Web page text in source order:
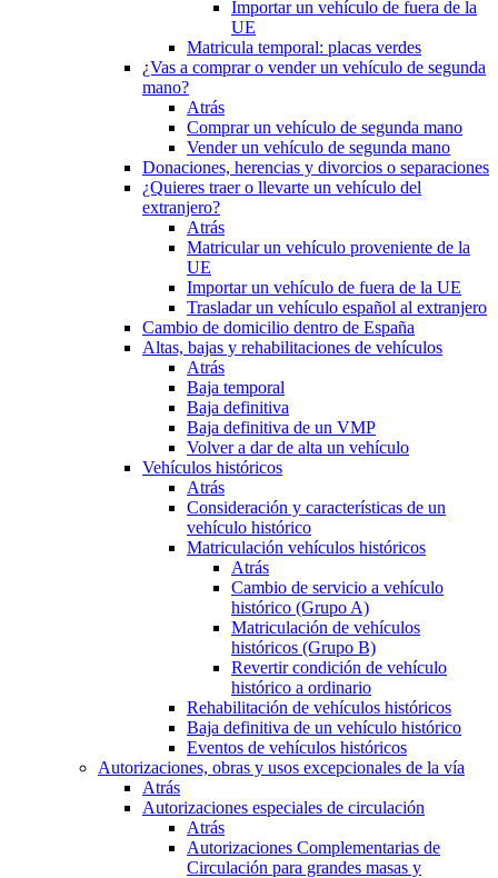
Importar un vehículo de fuera de la
UE
Matricula temporal: placas verdes
¿Vas a comprar o vender un vehículo de segunda
mano?
Atrás
Comprar un vehículo de segunda mano
Vender un vehículo de segunda mano
Donaciones, herencias y divorcios o separaciones
¿Quieres traer o llevarte un vehículo del
extranjero?
Atrás
Matricular un vehículo proveniente de la
UE
Importar un vehículo de fuera de la UE
Trasladar un vehículo español al extranjero
Cambio de domicilio dentro de España
Altas, bajas y rehabilitaciones de vehículos
Atrás
Baja temporal
Baja definitiva
Baja definitiva de un VMP
Volver a dar de alta un vehículo
Vehículos históricos
Atrás
Consideración y características de un
vehículo histórico
Matriculación vehículos históricos
Atrás
Cambio de servicio a vehículo
histórico (Grupo A)
Matriculación de vehículos
históricos (Grupo B)
Revertir condición de vehículo
histórico a ordinario
Rehabilitación de vehículos históricos
Baja definitiva de un vehículo histórico
Eventos de vehículos históricos
Autorizaciones, obras y usos excepcionales de la vía
Atrás
Autorizaciones especiales de circulación
Atrás
Autorizaciones Complementarias de
Circulación para grandes masas y